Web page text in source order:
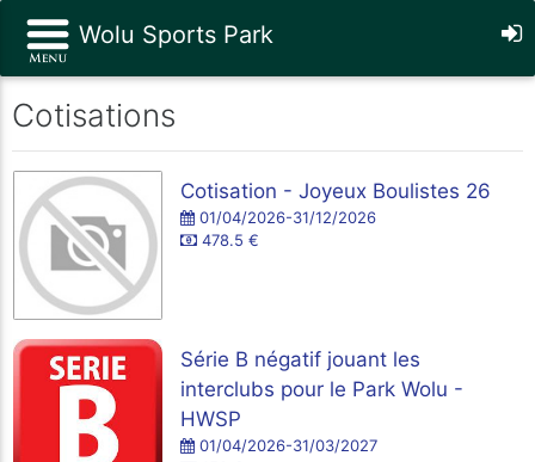
Wolu Sports Park
Cotisations
Cotisation - Joyeux Boulistes 26
01/04/2026-31/12/2026
478.5 €
Série B négatif jouant les
interclubs pour le Park Wolu -
HWSP
01/04/2026-31/03/2027